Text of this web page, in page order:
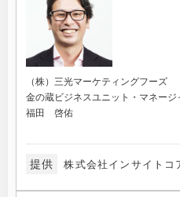
（株）三光マーケティングフーズ
金の蔵ビジネスユニット・マネージ
福田 啓佑
提供 株式会社インサイトコ